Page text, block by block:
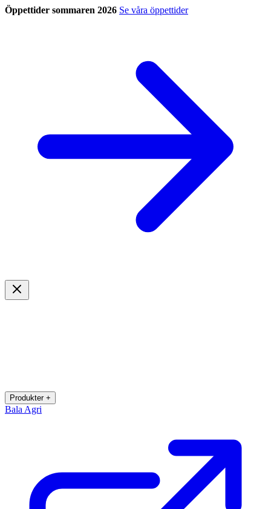
Öppettider sommaren 2026 Se våra öppettider
Produkter +
Bala Agri